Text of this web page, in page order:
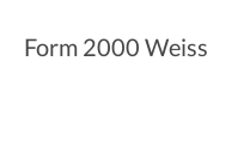
Form 2000 Weiss